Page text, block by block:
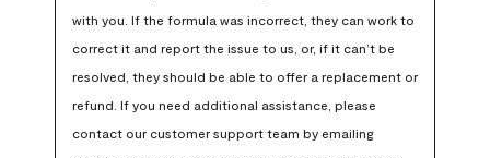
with you. If the formula was incorrect, they can work to
correct it and report the issue to us, or, if it can’t be
resolved, they should be able to offer a replacement or
refund. If you need additional assistance, please
contact our customer support team by emailing